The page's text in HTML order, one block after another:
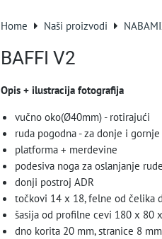
Home Naši proizvodi
BAFFI V2
Opis + ilustracija fotografija
vučno oko(Ø40mm) - rotirajući
ruda pogodna - za donje i
platforma + merdevine
podesiva noga za oslanjanje rude
donji postroj ADR
točkovi 14 x 18, felne od čelika
šasija od profilne cevi 180 x 80
dno korita 20 mm, stranice 8